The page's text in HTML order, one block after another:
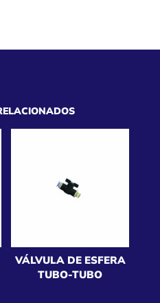
VÁLVULA DE ESFERA
TUBO-TUBO